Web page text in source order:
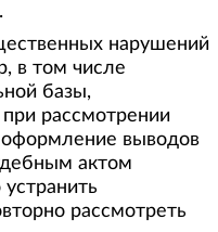
нарушений
в том числе
базы,
рассмотрении
выводов
актом
рассмотреть